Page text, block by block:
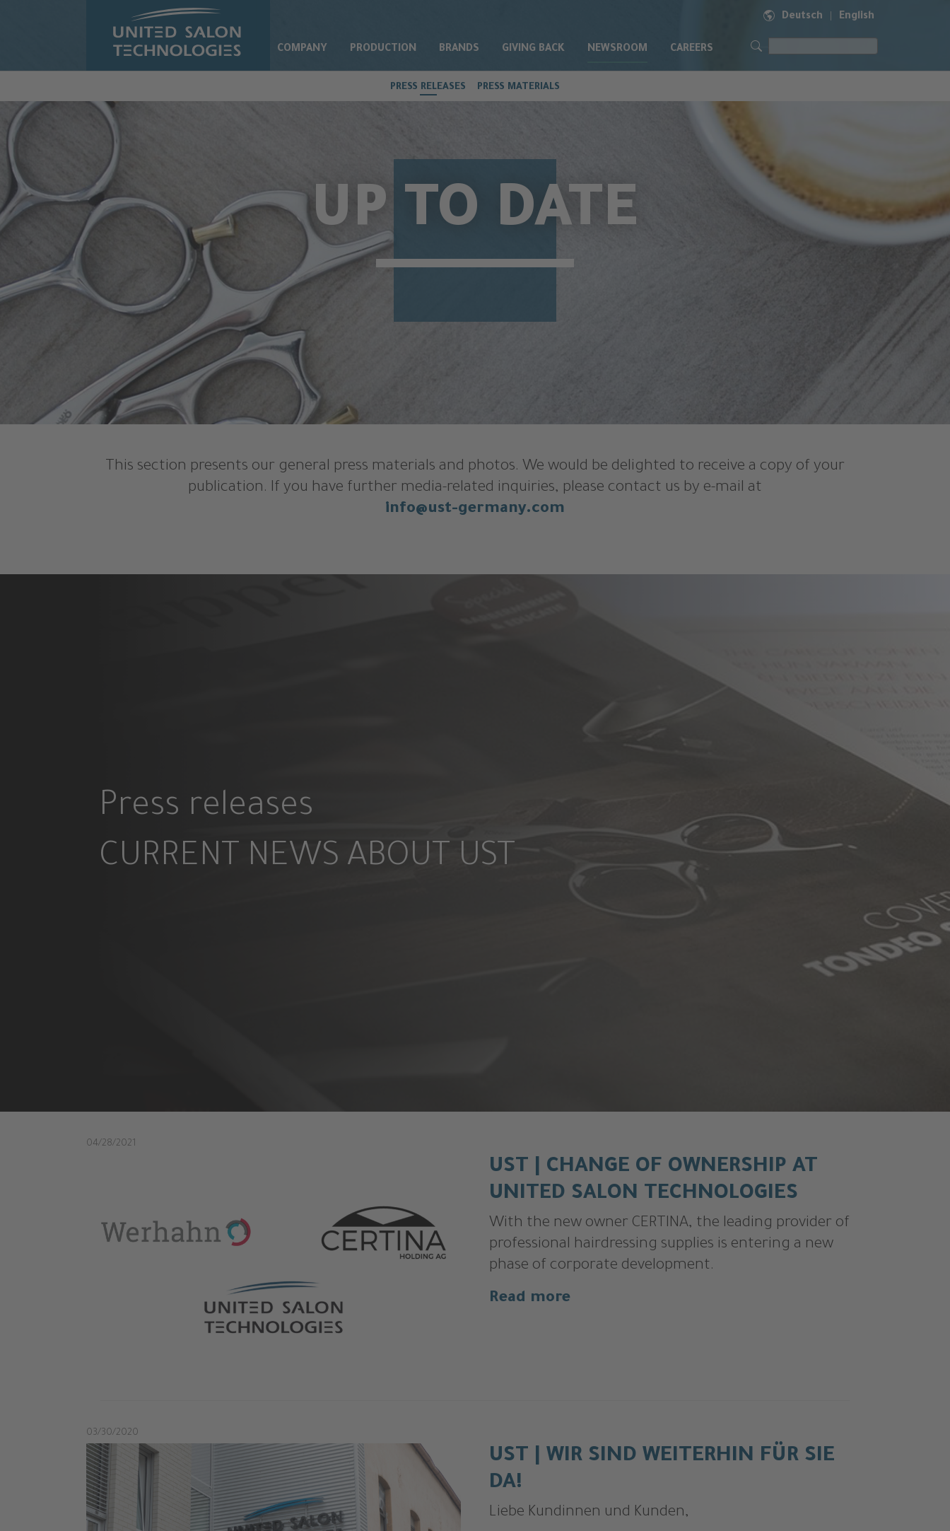
Skip to main content
COMPANY PRODUCTION BRANDS GIVING BACK NEWSROOM CAREERS
Deutsch English
UP TO DATE
This section presents our general press materials and photos. We would be delighted to receive a copy of your
publication. If you have further media-related inquiries, please contact us by e-mail at
info@ust-germany.com
PRESS RELEASES PRESS MATERIALS
Press releases
CURRENT NEWS ABOUT UST
04/28/2021
UST | CHANGE OF OWNERSHIP AT
UNITED SALON TECHNOLOGIES
With the new owner CERTINA, the leading provider of
professional hairdressing supplies is entering a new
phase of corporate development.
Read more
03/30/2020
UST | WIR SIND WEITERHIN FÜR SIE
DA!
Liebe Kundinnen und Kunden,